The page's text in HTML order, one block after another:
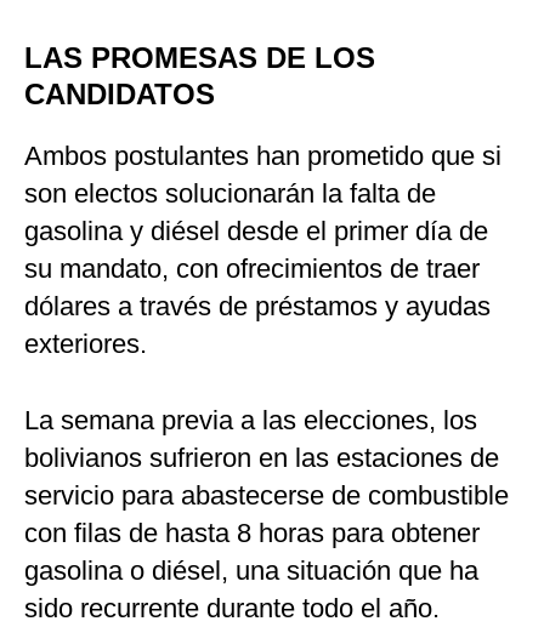
LAS PROMESAS DE LOS
CANDIDATOS
Ambos postulantes han prometido que si
son electos solucionarán la falta de
gasolina y diésel desde el primer día de
su mandato, con ofrecimientos de traer
dólares a través de préstamos y ayudas
exteriores.
La semana previa a las elecciones, los
bolivianos sufrieron en las estaciones de
servicio para abastecerse de combustible
con filas de hasta 8 horas para obtener
gasolina o diésel, una situación que ha
sido recurrente durante todo el año.